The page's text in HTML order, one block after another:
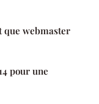
que webmaster
pour une